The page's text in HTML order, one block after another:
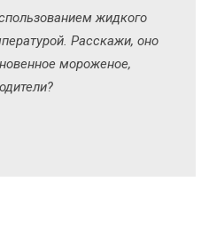
жидкого
Расскажи, оно
мороженое,